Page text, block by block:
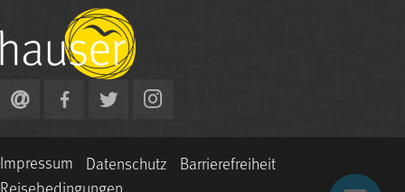
Impressum Datenschutz Barrierefreiheit
Reisebedingungen